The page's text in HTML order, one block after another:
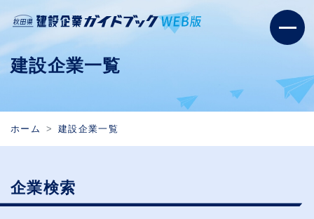
建設企業一覧
ホーム 建設企業一覧
企業検索